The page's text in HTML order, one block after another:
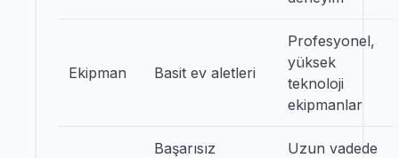
Ekipman Basit ev aletleri
Profesyonel,
yüksek
teknoloji
ekipmanlar
Başarısız
Uzun vadede